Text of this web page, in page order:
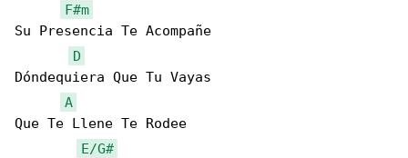
F#m
Su Presencia Te Acompañe
D
Dóndequiera Que Tu Vayas
A
Que Te Llene Te Rodee
E/G#